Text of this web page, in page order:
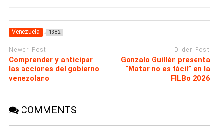
Venezuela 1382
Newer Post
Comprender y anticipar
las acciones del gobierno
venezolano
Older Post
Gonzalo Guillén presenta
“Matar no es fácil” en la
FILBo 2026
COMMENTS